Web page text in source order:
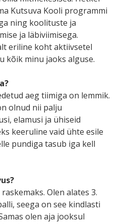
Kutsuva Kooli programmi
ning koolituste ja
ja läbiviimisega.
eriline koht aktiivsetel
kõik minu jaoks alguse.
aeg tiimiga on lemmik.
olnud nii palju
elamusi ja ühiseid
keeruline vaid ühte esile
pundiga tasub iga kell
Olen alates 3.
seega on see kindlasti
olen aja jooksul